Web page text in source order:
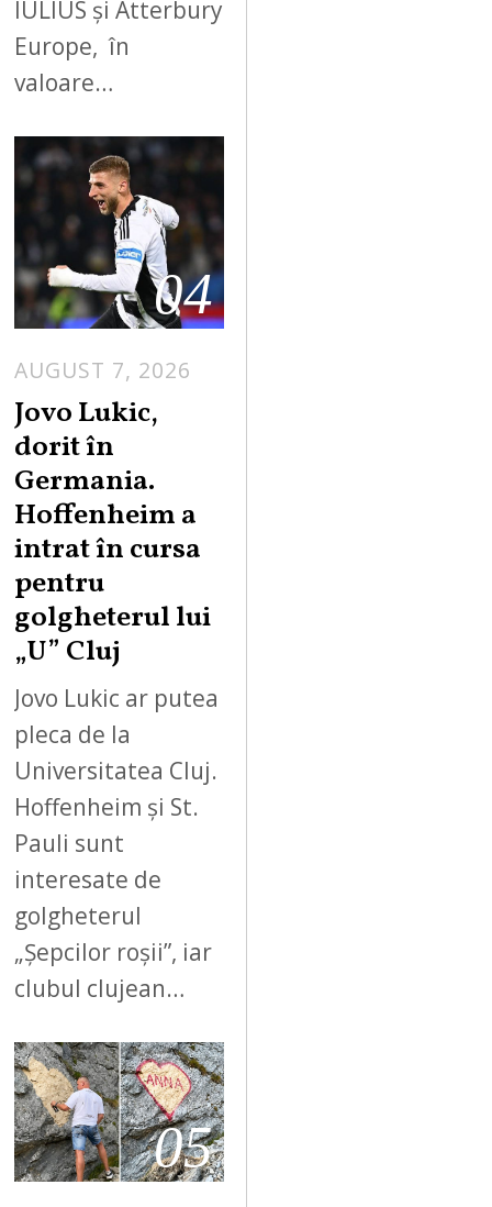
IULIUS și Atterbury
Europe, în
valoare…
04
AUGUST 7, 2026
Jovo Lukic,
dorit în
Germania.
Hoffenheim a
intrat în cursa
pentru
golgheterul lui
„U” Cluj
Jovo Lukic ar putea
pleca de la
Universitatea Cluj.
Hoffenheim și St.
Pauli sunt
interesate de
golgheterul
„Șepcilor roșii”, iar
clubul clujean…
05